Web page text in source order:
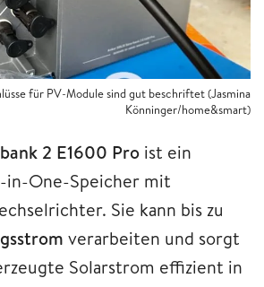
für PV-Module sind gut beschriftet (Jasmina
Könninger/home&smart)
2 E1600 Pro ist ein
One-Speicher mit
Sie kann bis zu
verarbeiten und sorgt
Solarstrom effizient in